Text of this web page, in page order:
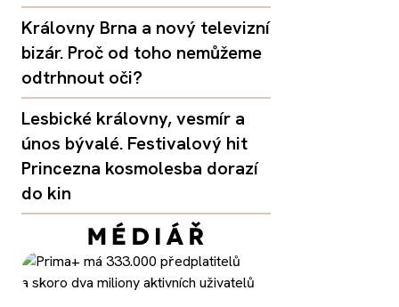
Královny Brna a nový televizní
bizár. Proč od toho nemůžeme
odtrhnout oči?
Lesbické královny, vesmír a
únos bývalé. Festivalový hit
Princezna kosmolesba dorazí
do kin